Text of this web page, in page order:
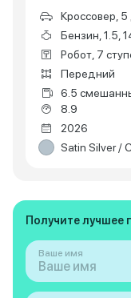
Кроссовер,
Бензин, 1.5,
Робот, 7
Передний
6.5
8.9
2026
Satin Silver /
Получите лучшее
Ваше имя